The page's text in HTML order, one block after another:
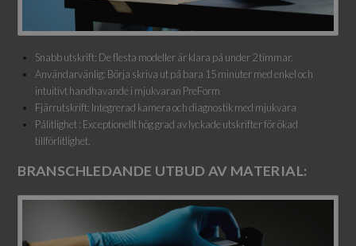
Snabb utskrift: De flesta modeller är klara på under 2 timmar.
Användarvänlig: Börja skriva ut på bara 15 minuter med enkel och
intuitivt handhavande i mjukvaran PreForm
Fjärrutskrift: Integrerad kamera och diagnostik med mjukvara
Pålitlighet : Exceptionellt hög grad av lyckade utskrifter för ökad
tillförlitlighet.
BRANSCHLEDANDE UTBUD AV MATERIAL: